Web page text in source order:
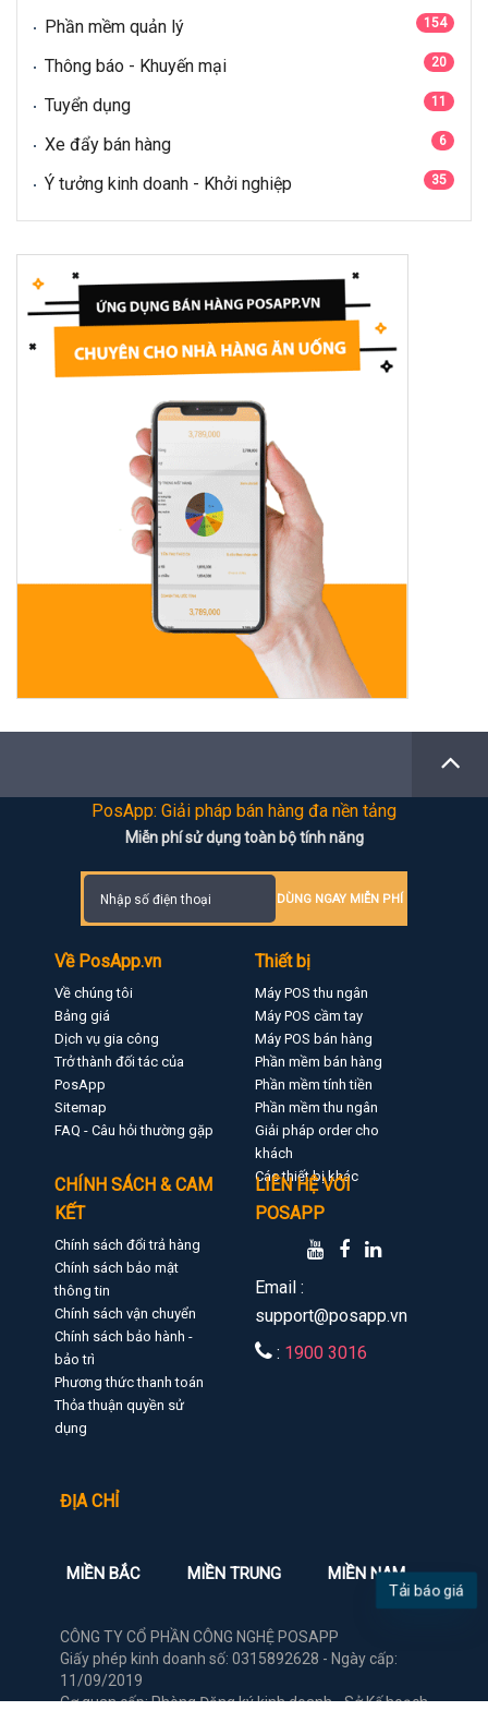
Phần mềm quản lý 154
Thông báo - Khuyến mại 20
Tuyển dụng 11
Xe đẩy bán hàng 6
Ý tưởng kinh doanh - Khởi nghiệp 35
Tải báo giá
PosApp: Giải pháp bán hàng đa nền tảng
Miễn phí sử dụng toàn bộ tính năng
DÙNG NGAY MIỄN PHÍ
Về PosApp.vn
Về chúng tôi
Bảng giá
Dịch vụ gia công
Trở thành đối tác của
PosApp
Sitemap
FAQ - Câu hỏi thường gặp
Thiết bị
Máy POS thu ngân
Máy POS cầm tay
Máy POS bán hàng
Phần mềm bán hàng
Phần mềm tính tiền
Phần mềm thu ngân
Giải pháp order cho
khách
Các thiết bị khác
CHÍNH SÁCH & CAM
KẾT
Chính sách đổi trả hàng
Chính sách bảo mật
thông tin
Chính sách vận chuyển
Chính sách bảo hành -
bảo trì
Phương thức thanh toán
Thỏa thuận quyền sử
dụng
LIÊN HỆ VỚI
POSAPP
Email :
support@posapp.vn
: 1900 3016
ĐỊA CHỈ
MIỀN BẮC MIỀN TRUNG MIỀN NAM
CÔNG TY CỔ PHẦN CÔNG NGHỆ POSAPP
Giấy phép kinh doanh số: 0315892628 - Ngày cấp:
11/09/2019
Cơ quan cấp: Phòng Đăng ký kinh doanh - Sở Kế hoạch